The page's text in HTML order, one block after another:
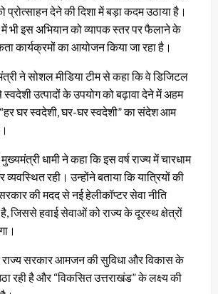
प्रोत्साहन देने की दिशा में बड़ा कदम उठाया है।
में भी इस अभियान को व्यापक स्तर पर फैलाने के
कार्यक्रमों का आयोजन किया जा रहा है।
ने सोशल मीडिया टीम से कहा कि वे डिजिटल
स्वदेशी उत्पादों के उपयोग को बढ़ावा देने में अहम
“हर घर स्वदेशी, घर-घर स्वदेशी” का संदेश आम
धामी ने कहा कि इस वर्ष राज्य में चारधाम
व्यवस्थित रही। उन्होंने बताया कि यात्रियों की
की मदद से नई हेलीकॉप्टर सेवा नीति
जिससे हवाई सेवाओं को राज्य के दूरस्थ क्षेत्रों
राज्य सरकार आमजन की सुविधा और विकास के
रही है और “विकसित उत्तराखंड” के लक्ष्य की